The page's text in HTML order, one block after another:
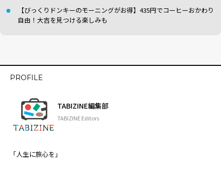
【びっくりドンキーのモーニングがお得】435円でコーヒーおかわり
自由！大吉を見つける楽しみも
PROFILE
TABIZINE編集部
TABIZINE Editors
「人生に旅心を」